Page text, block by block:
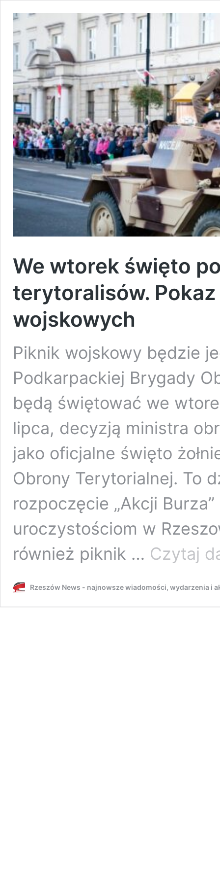
We wtorek święto
terytoralisów.
wojskowych
Piknik wojskowy będzie
Podkarpackiej Brygady
będą świętować we
lipca, decyzją ministra
jako oficjalne święto
Obrony Terytorialnej. To
rozpoczęcie „Akcji
uroczystościom w
również piknik … Czytaj
Rzeszów News - najnowsze wiadomości, wydarzenia i